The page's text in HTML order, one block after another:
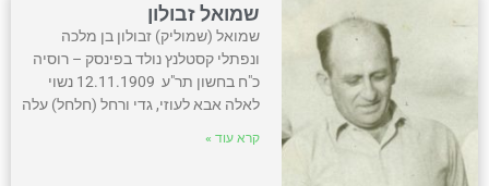
שמואל זבולון
שמואל (שמוליק) זבולון בן מלכה
ונפתלי קסטלנץ נולד בפינסק – רוסיה
כ"ח בחשון תר"ע 12.11.1909 נשוי
לאלה אבא לעוזי, גדי ורחל (חלחל) עלה
קרא עוד »